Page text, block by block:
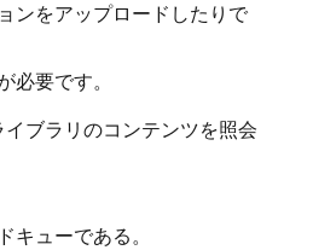
ンをアップロードしたりで
要です。
ブラリのコンテンツを照会
ューである。